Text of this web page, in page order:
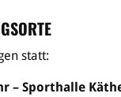
statt:
– Sporthalle